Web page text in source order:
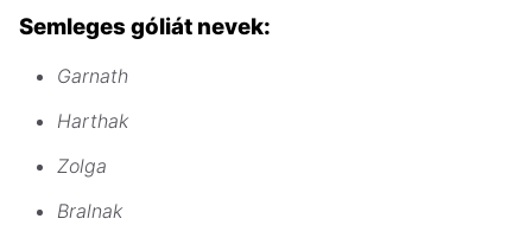
Semleges góliát nevek:
Garnath
Harthak
Zolga
Bralnak